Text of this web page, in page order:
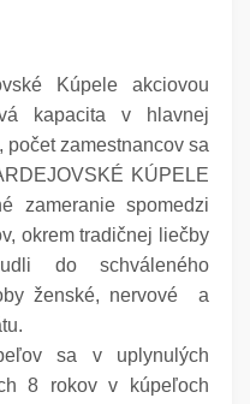
Kúpele akciovou
kapacita v hlavnej
zamestnancov sa
KÚPELE
zameranie spomedzi
okrem tradičnej liečby
do schváleného
ženské, nervové a
sa v uplynulých
8 rokov v kúpeľoch